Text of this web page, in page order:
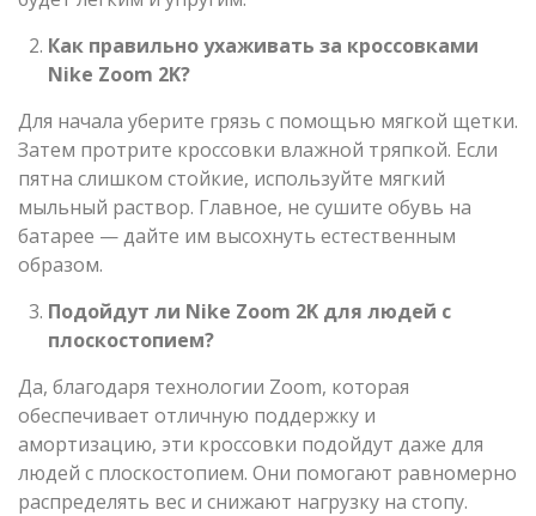
Как правильно ухаживать за кроссовками
Nike Zoom 2K?
Для начала уберите грязь с помощью мягкой щетки.
Затем протрите кроссовки влажной тряпкой. Если
пятна слишком стойкие, используйте мягкий
мыльный раствор. Главное, не сушите обувь на
батарее — дайте им высохнуть естественным
образом.
Подойдут ли Nike Zoom 2K для людей с
плоскостопием?
Да, благодаря технологии Zoom, которая
обеспечивает отличную поддержку и
амортизацию, эти кроссовки подойдут даже для
людей с плоскостопием. Они помогают равномерно
распределять вес и снижают нагрузку на стопу.